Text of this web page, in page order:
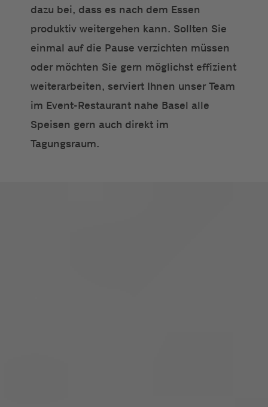
dazu bei, dass es nach dem Essen
produktiv weitergehen kann. Sollten Sie
einmal auf die Pause verzichten müssen
oder möchten Sie gern möglichst effizient
weiterarbeiten, serviert Ihnen unser Team
im Event-Restaurant nahe Basel alle
Speisen gern auch direkt im
Tagungsraum.